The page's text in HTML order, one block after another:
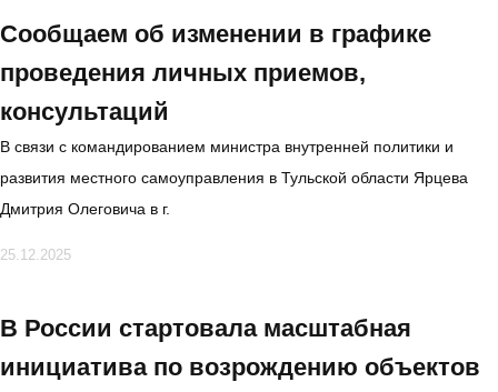
Сообщаем об изменении в графике
проведения личных приемов,
консультаций
В связи с командированием министра внутренней политики и
развития местного самоуправления в Тульской области Ярцева
Дмитрия Олеговича в г.
25.12.2025
В России стартовала масштабная
инициатива по возрождению объектов